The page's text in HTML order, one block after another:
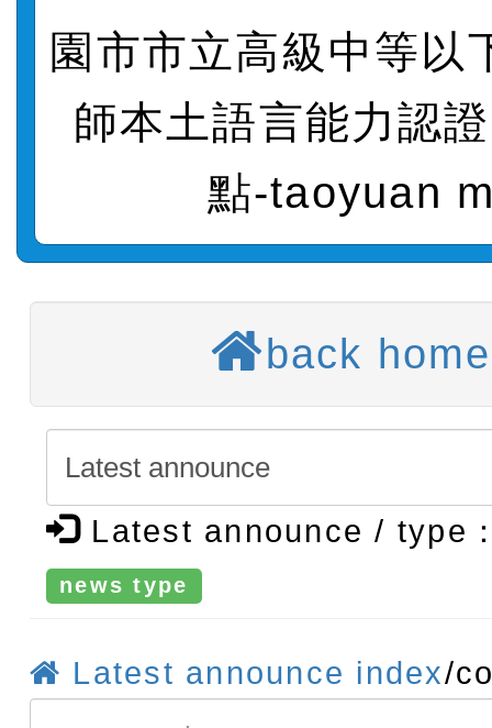
藝文競賽』實施計畫
【甄選結果(第11招)】公
度第1學期第7次代理教師
招)
【甄選結果(第3招)】公告
【甄選結果(第4招)】公告
度第1學期第9次代理教師
招)
【甄選結果(第12招)】公
師生本土語及新住民語歌
轉知：「桃園市115學年
實施要點」
轉知：「115年金融知識
法」
轉知臺中市政府政風處製
牽手，綠能透明齊步走」
轉知：「115學年度全國
賽實施要點」及修正內容
轉知：桃園市115年度『
度第1學期第7次代理教師
【甄選結果(第3招)】公告
園市市立高級中等以
師本土語言能力認
點-taoyuan
back home
Latest announce / type
news type
Latest announce index/